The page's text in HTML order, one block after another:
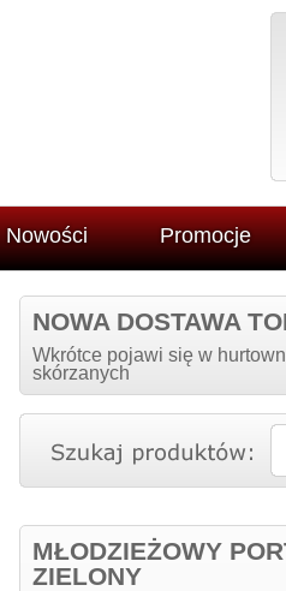
Nowości Promocje
ZEGAR NAKLEJANY NA
ŚCIANĘ NEW 5013 BLACK
MĘSKI
NOWA DOSTAWA
Wkrótce pojawi się w
skórzanych
MŁODZIEŻOWY
ZIELONY